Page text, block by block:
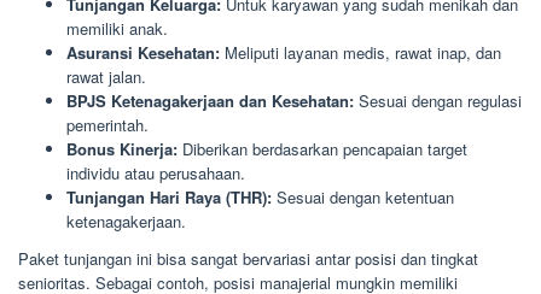
memiliki anak.
Asuransi Kesehatan: Meliputi layanan medis, rawat inap, dan
rawat jalan.
BPJS Ketenagakerjaan dan Kesehatan: Sesuai dengan regulasi
pemerintah.
Bonus Kinerja: Diberikan berdasarkan pencapaian target
individu atau perusahaan.
Tunjangan Hari Raya (THR): Sesuai dengan ketentuan
ketenagakerjaan.
Paket tunjangan ini bisa sangat bervariasi antar posisi dan tingkat
senioritas. Sebagai contoh, posisi manajerial mungkin memiliki